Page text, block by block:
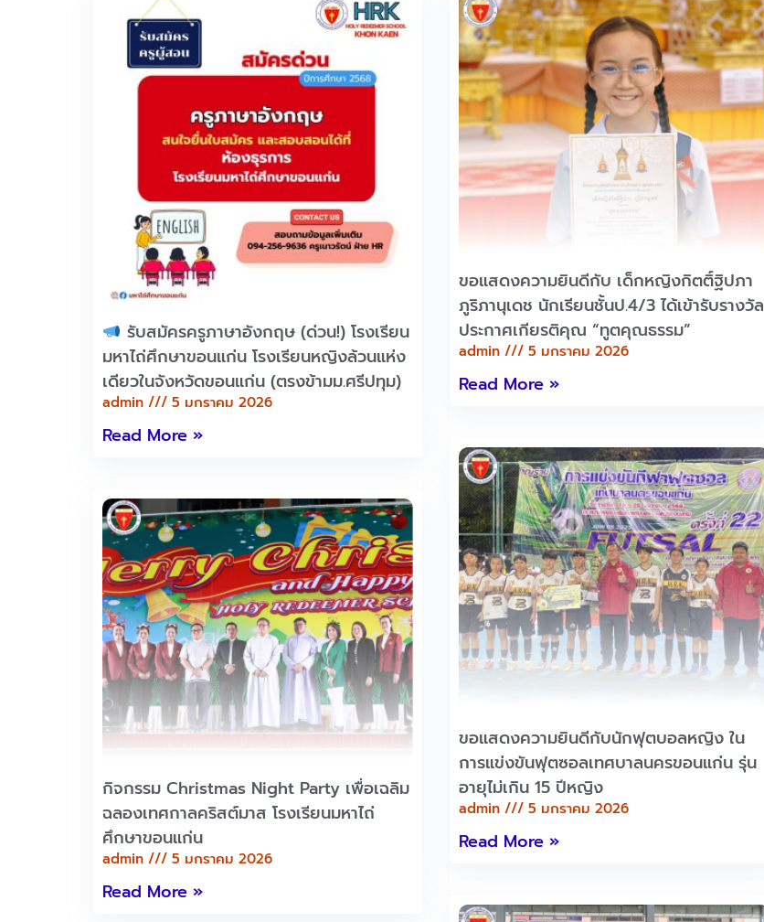
รับสมัครครูภาษาอังกฤษ (ด่วน!) โรงเรียน
มหาไถ่ศึกษาขอนแก่น โรงเรียนหญิงล้วนแห่ง
เดียวในจังหวัดขอนแก่น (ตรงข้ามม.ศรีปทุม)
admin 5 มกราคม 2026
Read More »
ขอแสดงความยินดีกับ เด็กหญิงกิตติ์ฐิปภา
ภูริภานุเดช นักเรียนชั้นป.4/3 ได้เข้ารับรางวัล
ประกาศเกียรติคุณ “ทูตคุณธรรม”
admin 5 มกราคม 2026
Read More »
กิจกรรม Christmas Night Party เพื่อเฉลิม
ฉลองเทศกาลคริสต์มาส โรงเรียนมหาไถ่
ศึกษาขอนแก่น
admin 5 มกราคม 2026
Read More »
ขอแสดงความยินดีกับนักฟุตบอลหญิง ใน
การแข่งขันฟุตซอลเทศบาลนครขอนแก่น รุ่น
อายุไม่เกิน 15 ปีหญิง
admin 5 มกราคม 2026
Read More »